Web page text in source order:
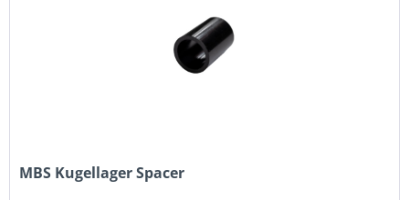
MBS Kugellager Spacer